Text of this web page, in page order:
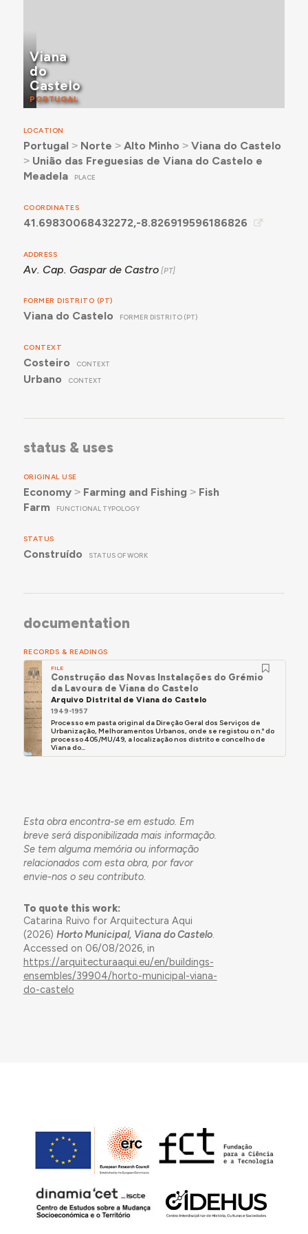
Viana
do
Castelo
PORTUGAL
LOCATION
Portugal ˃ Norte ˃ Alto Minho ˃ Viana do Castelo
˃ União das Freguesias de Viana do Castelo e
Meadela
PLACE
COORDINATES
41.69830068432272,-8.826919596186826
ADDRESS
Av. Cap. Gaspar de Castro
FORMER DISTRITO (PT)
Viana do Castelo FORMER DISTRITO (PT)
CONTEXT
Costeiro CONTEXT
Urbano CONTEXT
status & uses
ORIGINAL USE
Economy˃ Farming and Fishing ˃ Fish
Farm
FUNCTIONAL TYPOLOGY
STATUS
Construído STATUS OF WORK
documentation
RECORDS & READINGS
FILE
Construção das Novas Instalações do Grémio
da Lavoura de Viana do Castelo
Arquivo Distrital de Viana do Castelo
1949-1957
Processo em pasta original da Direção Geral dos Serviços de
Urbanização, Melhoramentos Urbanos, onde se registou o n.º do
processo 405/MU/49, a localização nos distrito e concelho de
Viana do...
Esta obra encontra-se em estudo. Em
breve será disponibilizada mais informação.
Se tem alguma memória ou informação
relacionados com esta obra, por favor
envie-nos o seu contributo.
To quote this work:
Catarina Ruivo for Arquitectura Aqui
(2026) Horto Municipal, Viana do Castelo.
Accessed on 06/08/2026, in
https://arquitecturaaqui.eu/en/buildings-
ensembles/39904/horto-municipal-viana-
do-castelo